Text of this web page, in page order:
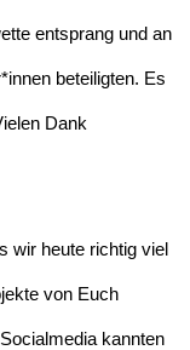
entsprang und an
beteiligten. Es
Dank
wir heute richtig viel
von Euch
kannten